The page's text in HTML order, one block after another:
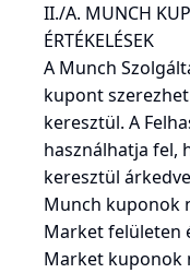
II./A. MUNCH
ÉRTÉKELÉSEK
A Munch
kupont
keresztül. A
használhatja fel,
keresztül
Munch kuponok
Market felületen
Market kuponok